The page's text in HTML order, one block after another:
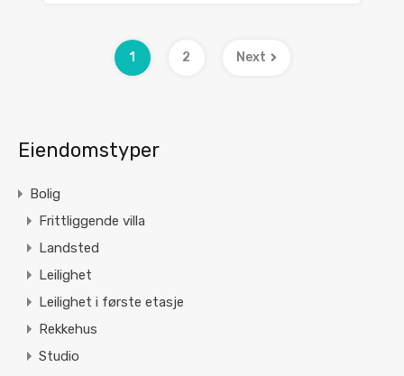
1 2 Next
Eiendomstyper
Bolig
Frittliggende villa
Landsted
Leilighet
Leilighet i første etasje
Rekkehus
Studio